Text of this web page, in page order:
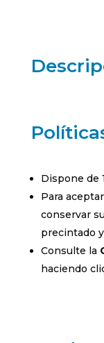
Dispone de
Para
conservar
precintado
Consulte la
haciendo